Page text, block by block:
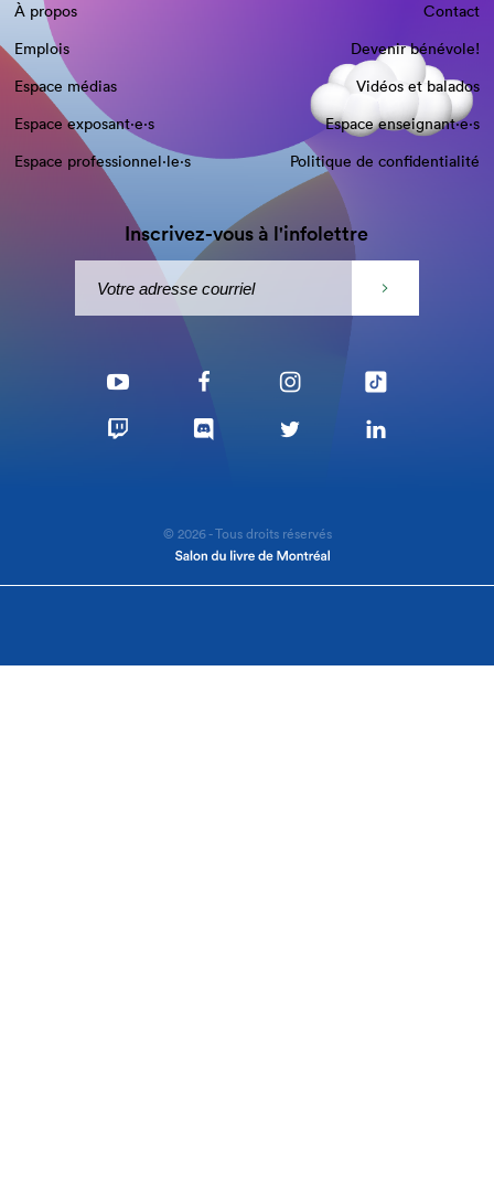
À propos
Contact
Emplois
Devenir bénévole!
Espace médias
Vidéos et balados
Espace exposant·e⋅s
Espace enseignant·e⋅s
Espace professionnel·le⋅s
Politique de confidentialité
Inscrivez-vous à l'infolettre
© 2026 - Tous droits réservés